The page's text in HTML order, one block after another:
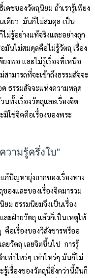
ชของวัตถุนิยม ถ้าเรารู้เพียง
เดียว มันก็ไม่สมดุล เป็น
ม่รู้อย่างแท้จริงและอย่างถูก
นไม่สมดุลคือไม่รู้วัตถุ เรื่อง
ยงพอ และไม่รู้เรื่องที่เหนือ
ามารถที่จะเข้าถึงธรรมสัจจะ
ธรรมสัจจะแห่งความหลุด
ทั้งเรื่องวัตถุและเรื่องจิต
ใช่จิตคือเรื่องของพระ
วามรู้ครึ่งใบ”
ปัญหายุ่งยากของเรื่องทาง
องและของเรื่องจิตมารวม
ยม ธรรมนิยมจึงเป็นเรื่อง
ะฝ่ายวัตถุ แล้วก็เป็นเหตุให้
อเรื่องของวิสังขารหรืออ
ยวัตถุ เลยจิตขึ้นไป การรู้
เท่าไหร่ๆ เท่าไหร่ๆ มันก็ไม่
รู้เรื่องของวัตถุนี่ยิ่งกว่านี้มันก็